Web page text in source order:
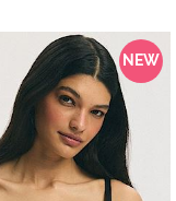
NEW